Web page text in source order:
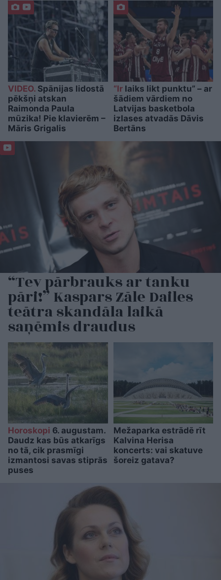
VIDEO. Spānijas lidostā
pēkšņi atskan
Raimonda Paula
mūzika! Pie klavierēm –
Māris Grigalis
“Irlaiks likt punktu” – ar
šādiem vārdiem no
Latvijas basketbola
izlases atvadās Dāvis
Bertāns
“Tev pārbrauks ar tanku
pāri!” Kaspars Zāle Dailes
teātra skandāla laikā
saņēmis draudus
Horoskopi 6. augustam.
Daudz kas būs atkarīgs
no tā, cik prasmīgi
izmantosi savas stiprās
puses
Mežaparka estrādē rīt
Kalvina Herisa
koncerts: vai skatuve
šoreiz gatava?